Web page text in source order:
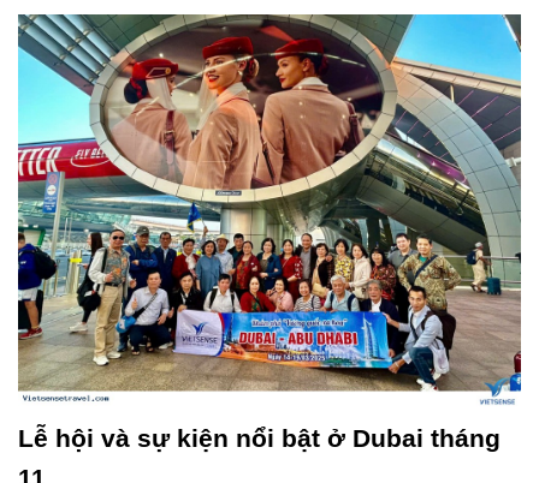
Lễ hội và sự kiện nổi bật ở Dubai tháng